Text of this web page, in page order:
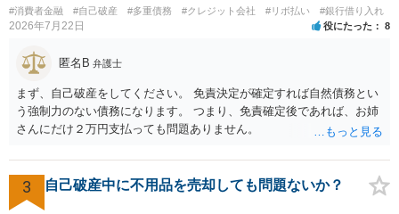
に対し、電話をかけ、電報を送達し、若しくはファクシミリ装置を用
いて送信し、又は訪問する方法により、当該債務を弁済することを要
かわらず、更にこれらの方法で当該債務を弁済することを要求するこ
と。）に違反しています。監督官庁に行政処分を求める、裁判所に仮
処分申請、不退去罪が成立すれば警察に通報などの対応が考えられま
す。ご参考にしてください。
#消費者金融 #自己破産 #多重債務 #クレジット会社 #リボ払い #銀行借り入れ
2026年7月22日 役にたった 8
匿名B 弁護士
まず、自己破産をしてください。 免責決定が確定すれば自然債務とい
う強制力のない債務になります。 つまり、免責確定後であれば、お姉
さんにだけ２万円支払っても問題ありません。
3 自己破産中に不用品を売却しても問題ないか？